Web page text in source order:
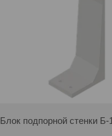
Блок подпорной стенки Б-1